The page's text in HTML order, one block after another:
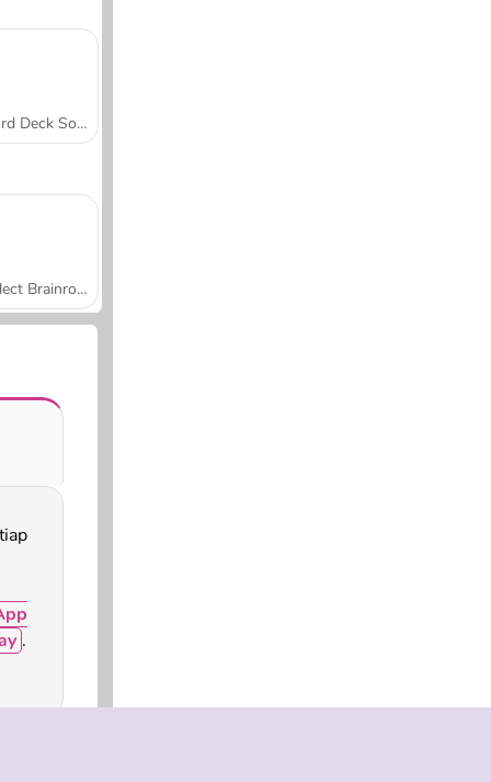
Word Deck Solitaire
Collect Brainrot Arena
.